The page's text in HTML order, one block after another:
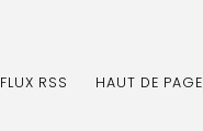
FLUX RSS HAUT DE PAGE